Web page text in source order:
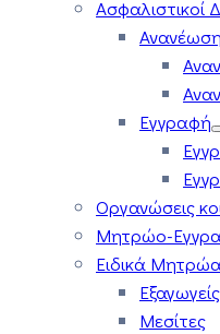
Ασφαλιστικοί
Ανανέωση
Εγγραφή
Οργανώσεις
Μητρώο-
Ειδικά Μητρώα
Εξαγωγείς
Μεσίτες